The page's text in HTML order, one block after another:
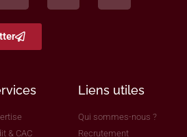
& CAC
Liens utiles
Qui sommes-nous ?
Recrutement